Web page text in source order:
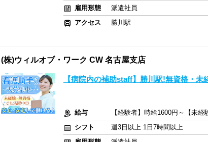
雇用形態
派遣社員
アクセス
勝川駅
(株)ウィルオブ・ワーク CW 名古屋支店
【病院内の補助staff】勝川駅!無資格・
給与
【経験者】時給1600円～【未
シフト
週3日以上 1日7時間以上